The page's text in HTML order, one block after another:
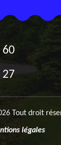
60
27
Tout droit
légales